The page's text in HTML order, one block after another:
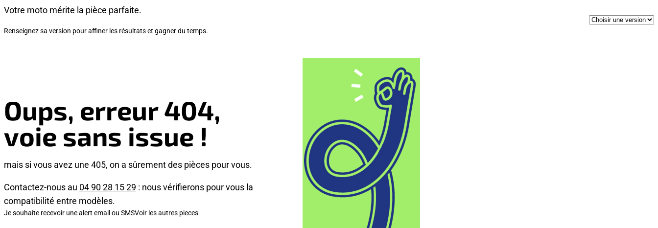
Votre moto mérite la pièce parfaite.
Renseignez sa version pour affiner les résultats et gagner du temps.
Oups, erreur 404,
voie sans issue !
mais si vous avez une 405, on a sûrement des pièces pour vous.
Contactez-nous au 04 90 28 15 29 : nous vérifierons pour vous la
compatibilité entre modèles.
Je souhaite recevoir une alert email ou SMSVoir les autres pieces